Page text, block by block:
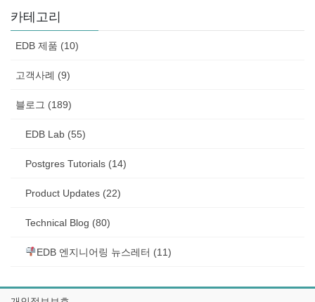
카테고리
EDB 제품 (10)
고객사례 (9)
블로그 (189)
EDB Lab (55)
Postgres Tutorials (14)
Product Updates (22)
Technical Blog (80)
EDB 엔지니어링 뉴스레터 (11)